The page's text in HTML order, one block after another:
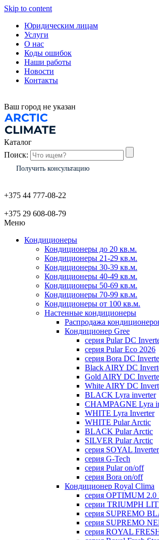
Skip to content
Юридическим лицам
Услуги
О нас
Коды ошибок
Наши работы
Новости
Контакты
Ваш город не указан
Каталог
Поиск:
Получить консультацию
+375 44 777-08-22
+375 29 608-08-79
Меню
Кондиционеры
Кондиционеры до 20 кв.м.
Кондиционеры 21-29 кв.м.
Кондиционеры 30-39 кв.м.
Кондиционеры 40-49 кв.м.
Кондиционеры 50-69 кв.м.
Кондиционеры 70-99 кв.м.
Кондиционеры от 100 кв.м.
Настенные кондиционеры
Распродажа
Кондиционер Gree
серия Pular DC
серия Pular Eco 2026
серия Bora DC
Black AIRY DC
Gold AIRY DC
White AIRY DC
BLACK Lyra inverter
CHAMPAGNE Lyra
WHITE Lyra Inverter
WHITE Pular Arctic
BLACK Pular Arctic
SILVER Pular Arctic
серия SOYAL
серия G-Tech
серия Pular on/off
серия Bora on/off
Кондиционер Royal Clima
серия OPTIMUM 2.0
серии TRIUMPH
серия SUPREMO
серия SUPREMO
серия ROYAL